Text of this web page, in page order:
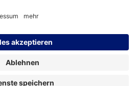
InstagramLinkedIn
Kontakt Barrierefreiheit